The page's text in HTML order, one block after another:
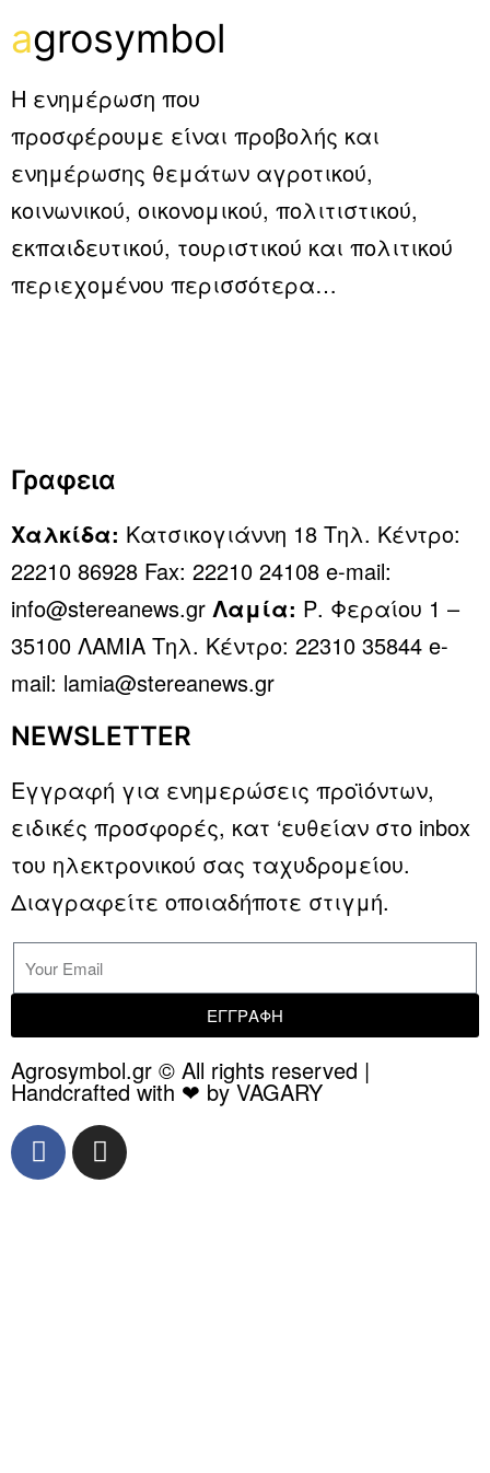
agrosymbol
Η ενημέρωση που
προσφέρουμε είναι προβολής και
ενημέρωσης θεμάτων αγροτικού,
κοινωνικού, οικονομικού, πολιτιστικού,
εκπαιδευτικού, τουριστικού και πολιτικού
περιεχομένου περισσότερα…
Γραφεια
Χαλκίδα: Κατσικογιάννη 18 Τηλ. Κέντρο:
22210 86928 Fax: 22210 24108 e-mail:
info@stereanews.gr Λαμία: Ρ. Φεραίου 1 –
35100 ΛΑΜΙΑ Τηλ. Κέντρο: 22310 35844 e-
mail: lamia@stereanews.gr
NEWSLETTER
Εγγραφή για ενημερώσεις προϊόντων,
ειδικές προσφορές, κατ ‘ευθείαν στο inbox
του ηλεκτρονικού σας ταχυδρομείου.
Διαγραφείτε οποιαδήποτε στιγμή.
ΕΓΓΡΑΦΗ
Agrosymbol.gr © All rights reserved |
Handcrafted with ❤ by VAGARY